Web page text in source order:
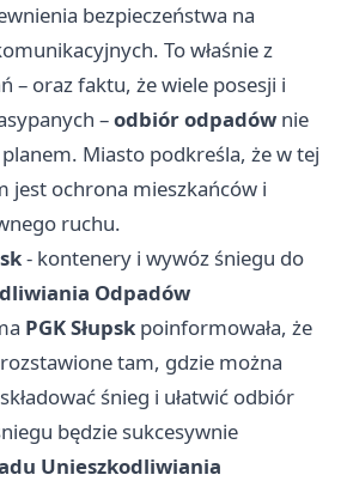
bezpieczeństwa na
To właśnie z
– oraz faktu, że wiele posesji i
–odbiór odpadów nie
planem. Miasto podkreśla, że w tej
jest ochrona mieszkańców i
ruchu.
- kontenery i wywóz śniegu do
Odpadów
PGK Słupsk poinformowała, że
tam, gdzie można
śnieg i ułatwić odbiór
będzie sukcesywnie
Unieszkodliwiania